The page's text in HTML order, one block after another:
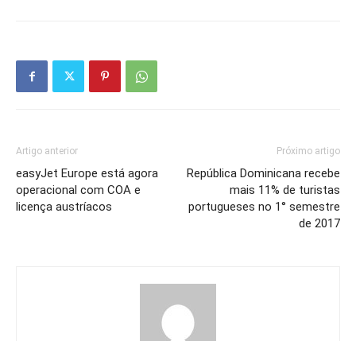
Artigo anterior
easyJet Europe está agora
operacional com COA e
licença austríacos
Próximo artigo
República Dominicana recebe
mais 11% de turistas
portugueses no 1° semestre
de 2017